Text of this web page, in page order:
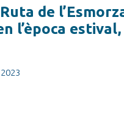
de
l’època